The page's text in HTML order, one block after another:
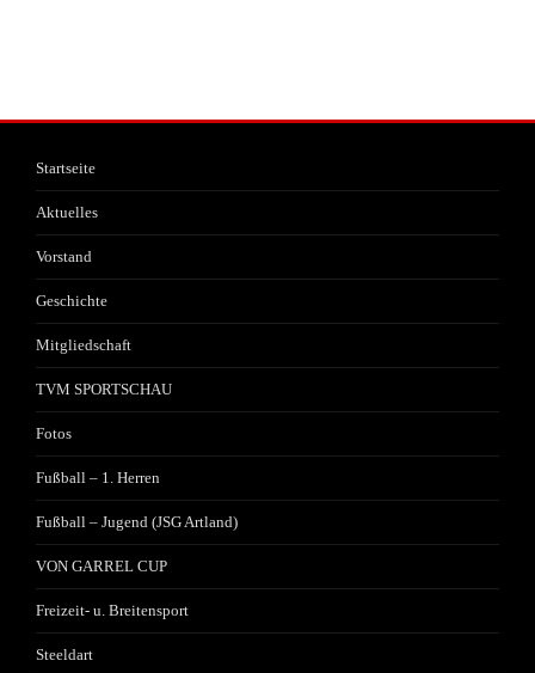
Startseite
Aktuelles
Vorstand
Geschichte
Mitgliedschaft
TVM SPORTSCHAU
Fotos
Fußball – 1. Herren
Fußball – Jugend (JSG Artland)
VON GARREL CUP
Freizeit- u. Breitensport
Steeldart